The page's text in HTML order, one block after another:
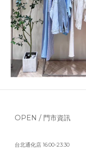
OPEN / 門市資訊
台北通化店 16:00-23:30